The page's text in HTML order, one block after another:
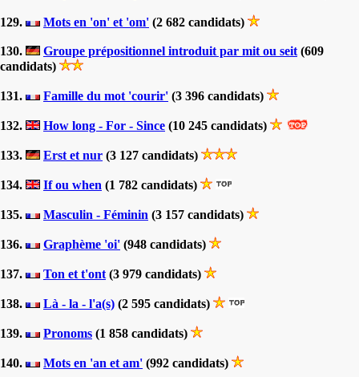
129. Mots en 'on' et 'om' (2 682 candidats)
130. Groupe prépositionnel introduit par mit ou seit (609
candidats)
131. Famille du mot 'courir' (3 396 candidats)
132. How long - For - Since (10 245 candidats)
133. Erst et nur (3 127 candidats)
134. If ou when (1 782 candidats)
135. Masculin - Féminin (3 157 candidats)
136. Graphème 'oi' (948 candidats)
137. Ton et t'ont (3 979 candidats)
138. Là - la - l'a(s) (2 595 candidats)
139. Pronoms (1 858 candidats)
140. Mots en 'an et am' (992 candidats)